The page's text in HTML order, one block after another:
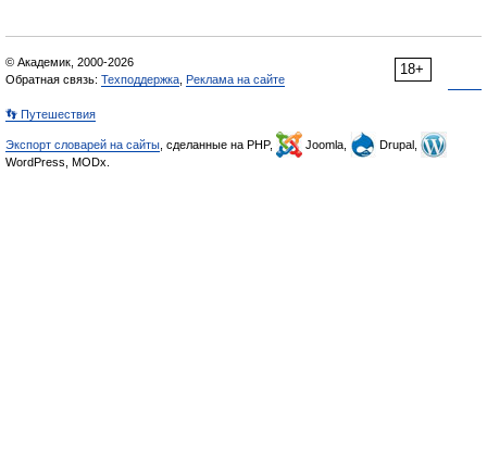
18+
© Академик, 2000-2026
Обратная связь: Техподдержка Реклама на сайте
👣 Путешествия
Экспорт словарей на сайты , сделанные на PHP, Joomla,
Drupal,
WordPress, MODx.